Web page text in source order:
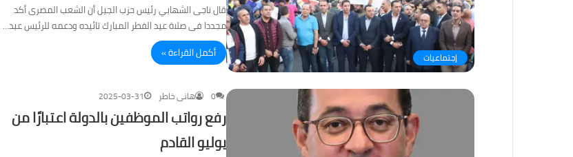
إجتماعيات
قال ناجى الشهابي رئيس حزب الجيل أن الشعب المصرى أكد
مجددا فى صلاة عيد الفطر المبارك تائيده ودعمه للرئيس عبد…
أكمل القراءة »
هانى خاطر 2025-03-31 0
رفع رواتب الموظفين بالدولة اعتبارًا من
يوليو القادم